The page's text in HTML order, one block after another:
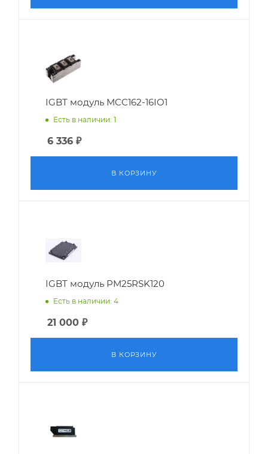
IGBT модуль MCC162-16IO1
Есть в наличии: 1
6 336 ₽
В КОРЗИНУ
IGBT модуль PM25RSK120
Есть в наличии: 4
21 000 ₽
В КОРЗИНУ